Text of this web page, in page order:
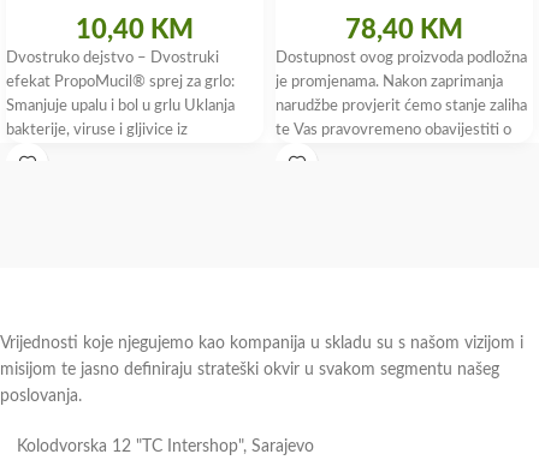
10,40 KM
Dvostruko dejstvo – Dvostruki
efekat PropoMucil® sprej za grlo:
Smanjuje upalu i bol u grlu Uklanja
bakterije, viruse i gljivice iz
78,40 KM
Dostupnost ovog proizvoda podložna
je promjenama. Nakon zaprimanja
narudžbe provjerit ćemo stanje zaliha
te Vas pravovremeno obavijestiti o
dostupnosti i roku isporuke.
Vrijednosti koje njegujemo kao kompanija u skladu su s našom vizijom i
misijom te jasno definiraju strateški okvir u svakom segmentu našeg
poslovanja.
Kolodvorska 12 "TC Intershop", Sarajevo